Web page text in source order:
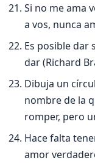
Si no me ama
a vos, nunca
Es posible dar
dar (Richard
Dibuja un
nombre de la
romper, pero
Hace falta
amor